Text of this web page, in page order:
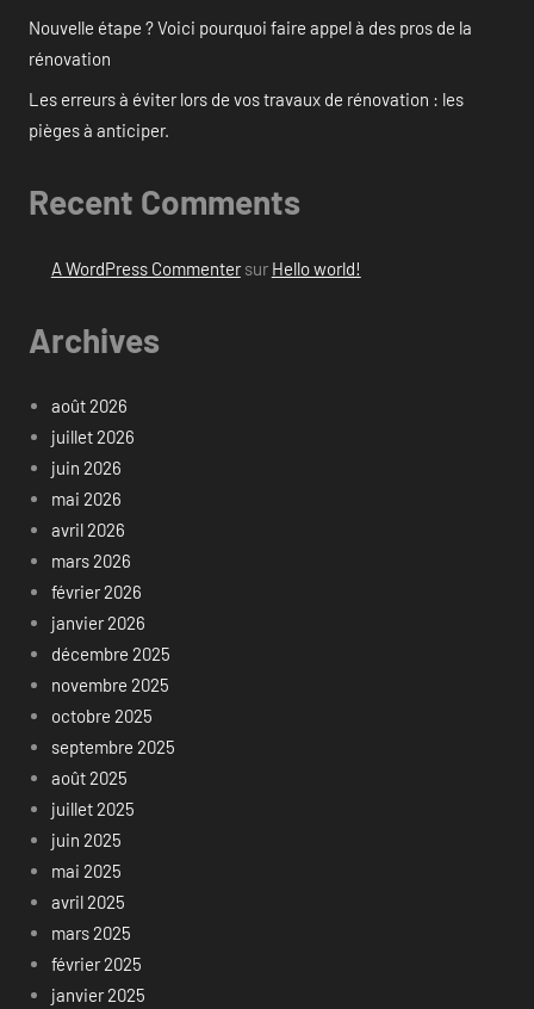
Nouvelle étape ? Voici pourquoi faire appel à des pros de la
rénovation
Les erreurs à éviter lors de vos travaux de rénovation : les
pièges à anticiper.
Recent Comments
A WordPress Commentersur Hello world!
Archives
août 2026
juillet 2026
juin 2026
mai 2026
avril 2026
mars 2026
février 2026
janvier 2026
décembre 2025
novembre 2025
octobre 2025
septembre 2025
août 2025
juillet 2025
juin 2025
mai 2025
avril 2025
mars 2025
février 2025
janvier 2025